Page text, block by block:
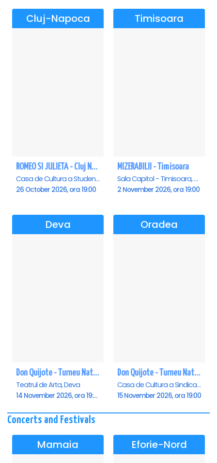
Cluj-Napoca
ROMEO SI JULIETA - Cluj Napoca
Casa de Cultura a Studentilor Dumitru Farcas, Cluj-Napoca
26 October 2026, ora 19:00
Timisoara
MIZERABILII - Timisoara
Sala Capitol - Timisoara, Timisoara
2 November 2026, ora 19:00
Deva
Don Quijote - Turneu National de balet - Deva
Teatrul de Arta, Deva
14 November 2026, ora 19:00
Oradea
Don Quijote - Turneu National de balet - Oradea
Casa de Cultura a Sindicatelor , Oradea
15 November 2026, ora 19:00
Concerts and Festivals
Mamaia Eforie-Nord